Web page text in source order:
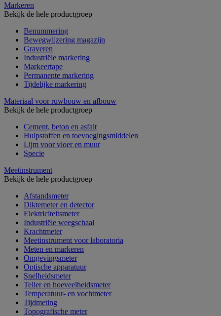
Markeren
Bekijk de hele productgroep
Benummering
Bewegwijzering magazijn
Graveren
Industriële markering
Markeertape
Permanente markering
Tijdelijke markering
Materiaal voor ruwbouw en afbouw
Bekijk de hele productgroep
Cement, beton en asfalt
Hulpstoffen en toevoegingsmiddelen
Lijm voor vloer en muur
Specie
Meetinstrument
Bekijk de hele productgroep
Afstandsmeter
Diktemeter en detector
Elektriciteitsmeter
Industriële weegschaal
Krachtmeter
Meetinstrument voor laboratoria
Meten en markeren
Omgevingsmeter
Optische apparatuur
Snelheidsmeter
Teller en hoeveelheidsmeter
Temperatuur- en vochtmeter
Tijdmeting
Topografische meter